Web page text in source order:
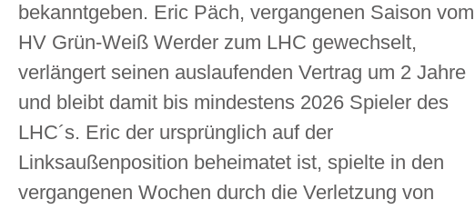
bekanntgeben. Eric Päch, vergangenen Saison vom
HV Grün-Weiß Werder zum LHC gewechselt,
verlängert seinen auslaufenden Vertrag um 2 Jahre
und bleibt damit bis mindestens 2026 Spieler des
LHC´s. Eric der ursprünglich auf der
Linksaußenposition beheimatet ist, spielte in den
vergangenen Wochen durch die Verletzung von